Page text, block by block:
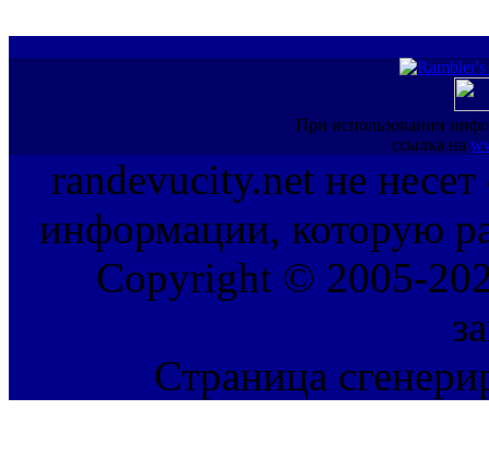
При использовании
ссылка на
randevucity.net не несет
информации, которую
Copyright © 2005-
Страница